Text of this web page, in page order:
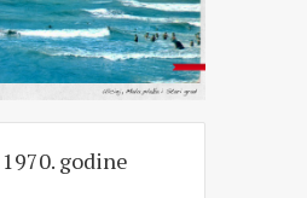
godine